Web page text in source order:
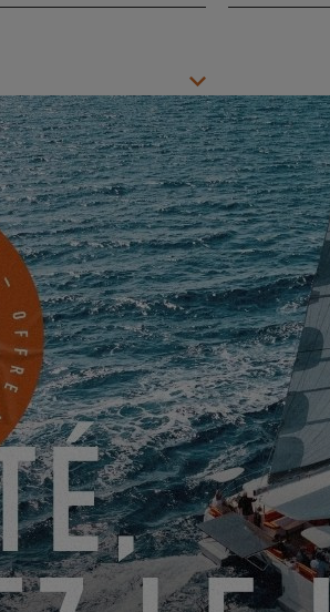
Ville*
Mobile
Quelque chose à nous partager ?
évènements et offres d'EXCESS par